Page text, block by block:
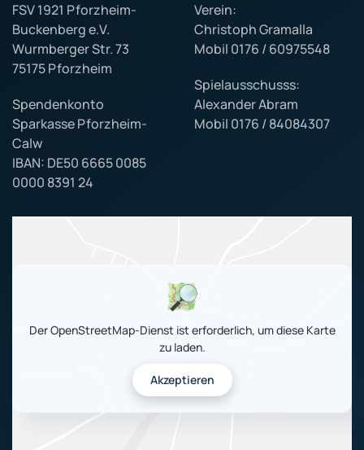
FSV 1921 Pforzheim-
Buckenberg e.V.
Wurmberger Str. 73
75175 Pforzheim
Spendenkonto
Sparkasse Pforzheim-
Calw
IBAN: DE50 6665 0085
0000 8391 24
Verein:
Christoph Gramalla
Mobil 0176 / 60975548
Spielausschusss:
Alexander Abram
Mobil 0176 / 84084307
Der OpenStreetMap-Dienst ist erforderlich, um diese Karte
zu laden.
Akzeptieren